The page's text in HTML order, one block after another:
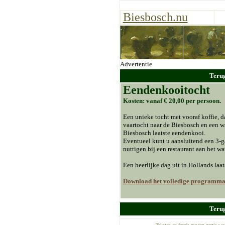
Biesbosch.nu
Advertentie
Eendenkooitocht
Kosten: vanaf € 20,00 per persoon.
Een unieke tocht met vooraf koffie,
vaartocht naar de Biesbosch en een
Biesbosch laatste eendenkooi.
Eventueel kunt u aansluitend een 3-
nuttigen bij een restaurant aan het
Een heerlijke dag uit in Hollands
Download het volledige programma